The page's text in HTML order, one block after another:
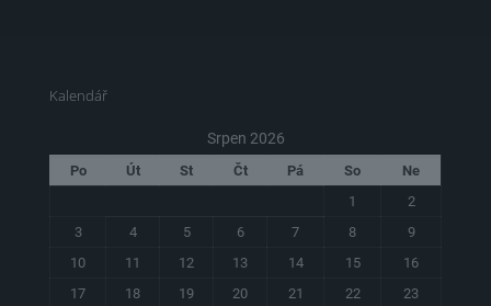
Kalendář
Srpen 2026
Po Út St Čt Pá So
Ne
1
2
3
4 5 6 7 8
9
10
11 12 13 14 15
16
17
18 19 20 21 22
23